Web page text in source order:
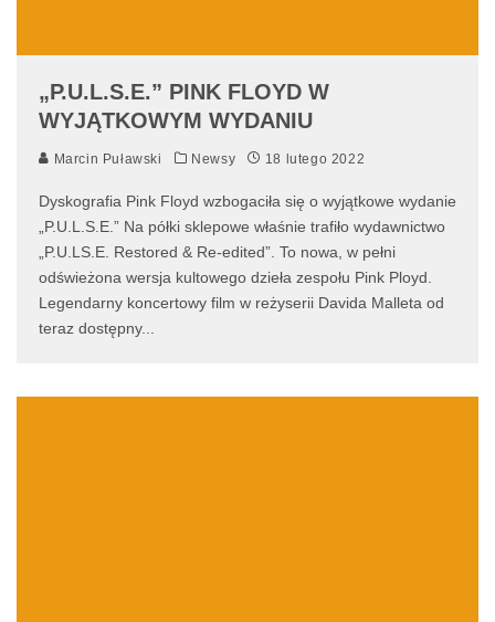
„P.U.L.S.E.” PINK FLOYD W
WYJĄTKOWYM WYDANIU
Marcin Puławski Newsy 18 lutego 2022
Dyskografia Pink Floyd wzbogaciła się o wyjątkowe wydanie
„P.U.L.S.E.” Na półki sklepowe właśnie trafiło wydawnictwo
„P.U.LS.E. Restored & Re-edited”. To nowa, w pełni
odświeżona wersja kultowego dzieła zespołu Pink Ployd.
Legendarny koncertowy film w reżyserii Davida Malleta od
teraz dostępny...